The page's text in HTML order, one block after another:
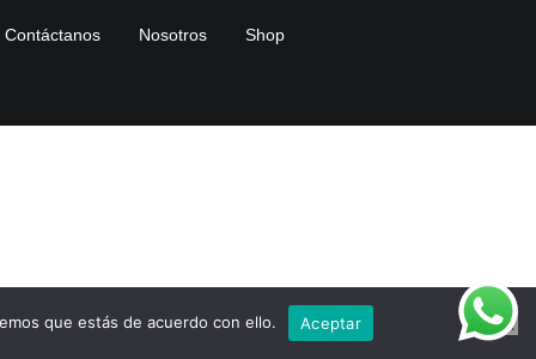
Contáctanos Nosotros Shop
que estás de acuerdo con ello. Aceptar